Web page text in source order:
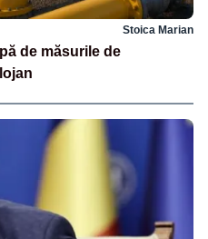
Stoica Marian
de măsurile de